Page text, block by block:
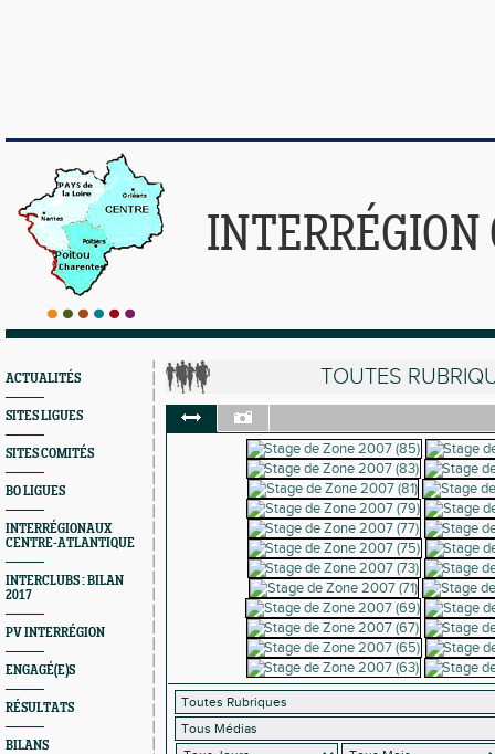
ACTUALITÉS
SITES LIGUES
SITES COMITÉS
BO LIGUES
INTERRÉGIONAUX
CENTRE-ATLANTIQUE
INTERCLUBS : BILAN
2017
PV INTERRÉGION
ENGAGÉ(E)S
RÉSULTATS
BILANS
TOUTES